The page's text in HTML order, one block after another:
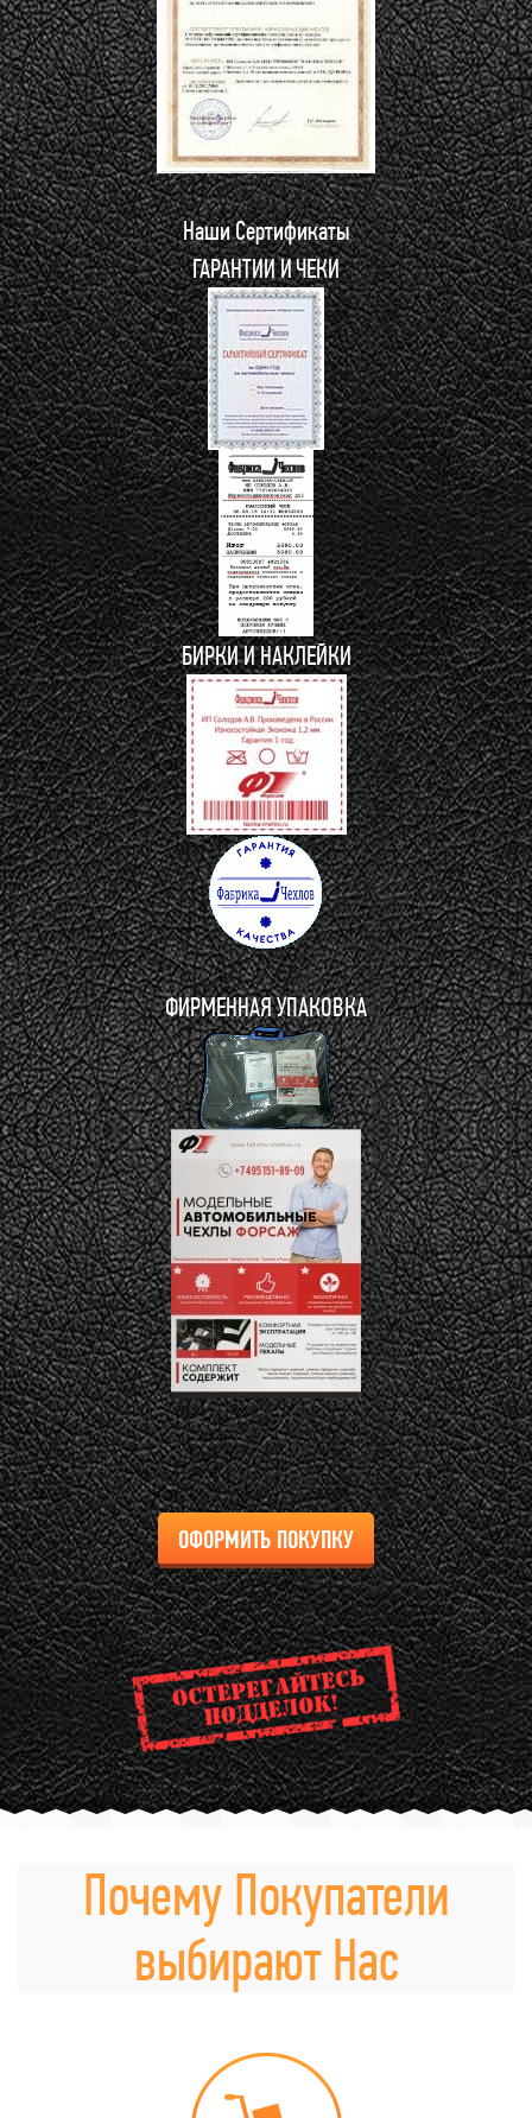
Наши Сертификаты
ГАРАНТИИ И ЧЕКИ
БИРКИ И НАКЛЕЙКИ
ФИРМЕННАЯ УПАКОВКА
ОФОРМИТЬ ПОКУПКУ
Почему Покупатели
выбирают Нас